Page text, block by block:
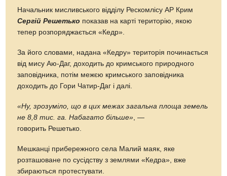
Начальник мисливського відділу Рескомлісу АР Крим
Сергій Решетько показав на карті територію, якою
тепер розпоряджається «Кедр».
За його словами, надана «Кедру» територія починається
від мису Аю-Даг, доходить до кримського природного
заповідника, потім межєю кримського заповідника
доходить до Гори Чатир-Даг і далі.
«Ну, зрозуміло, що в цих межах загальна площа земель
не 8,8 тис. га. Набагато більше» , —
говорить Решетько.
Мешканці прибережного села Малий маяк, яке
розташоване по сусідству з землями «Кедра», вже
збираються протестувати.